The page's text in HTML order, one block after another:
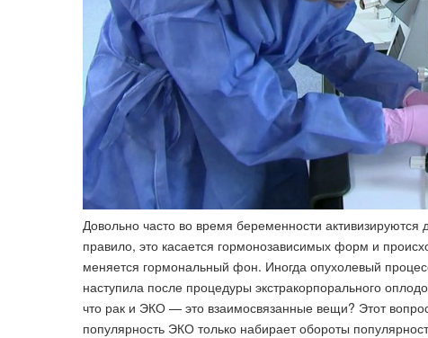
Довольно часто во время беременности
правило, это касается гормонозависимых форм и
меняется гормональный фон. Иногда опухолевый
наступила после процедуры экстракорпорального
что рак и ЭКО — это взаимосвязанные вещи? Этот
популярность ЭКО только набирает обороты